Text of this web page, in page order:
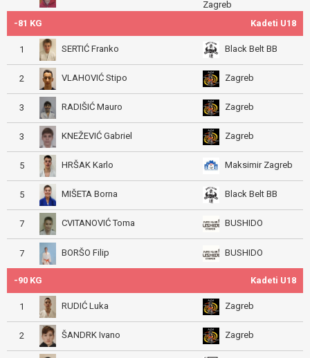
Zagreb
-81 KG
Kadeti U18
1 SERTIĆ Franko Black Belt BB
2 VLAHOVIĆ Stipo Zagreb
3 RADIŠIĆ Mauro Zagreb
3 KNEŽEVIĆ Gabriel Zagreb
5 HRŠAK Karlo Maksimir Zagreb
5 MIŠETA Borna Black Belt BB
7 CVITANOVIĆ Toma BUSHIDO
7 BORŠO Filip BUSHIDO
-90 KG Kadeti U18
1 RUDIĆ Luka Zagreb
2 ŠANDRK Ivano Zagreb